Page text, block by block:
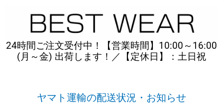
24時間ご注文受付中！【営業時間】10:00～16:00
(月～金) 出荷します！／【定休日】：土日祝
ヤマト運輸の配送状況・お知らせ